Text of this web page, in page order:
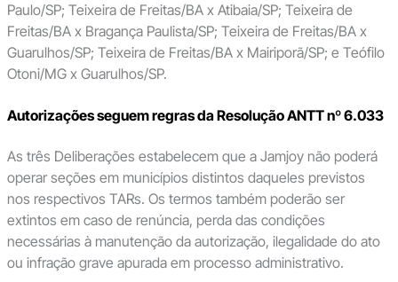
Paulo/SP; Teixeira de Freitas/BA x Atibaia/SP; Teixeira de
Freitas/BA x Bragança Paulista/SP; Teixeira de Freitas/BA x
Guarulhos/SP; Teixeira de Freitas/BA x Mairiporã/SP; e Teófilo
Otoni/MG x Guarulhos/SP.
Autorizações seguem regras da Resolução ANTT nº 6.033
As três Deliberações estabelecem que a Jamjoy não poderá
operar seções em municípios distintos daqueles previstos
nos respectivos TARs. Os termos também poderão ser
extintos em caso de renúncia, perda das condições
necessárias à manutenção da autorização, ilegalidade do ato
ou infração grave apurada em processo administrativo.